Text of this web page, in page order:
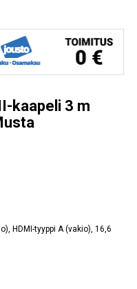
kaapeli 3 m
HDMI-tyyppi A (vakio), 16,6